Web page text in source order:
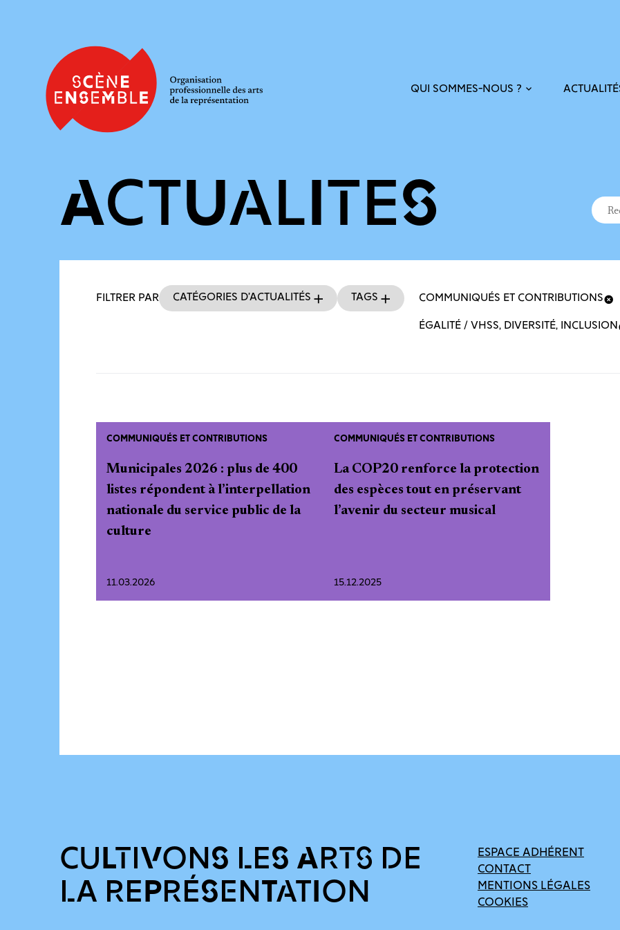
QUI SOMMES-NOUS ?
ACTUALITÉS
Filtres des actualités
FILTRER PAR Catégories d’actualités Tags COMMUNIQUÉS ET CONTRIBUTIONS
ÉGALITÉ / VHSS, DIVERSITÉ, INCLUSION
COMMUNIQUÉS ET CONTRIBUTIONS
Municipales 2026 : plus de 400
listes répondent à l’interpellation
nationale du service public de la
culture
11.03.2026
COMMUNIQUÉS ET CONTRIBUTIONS
La COP20 renforce la protection
des espèces tout en préservant
l’avenir du secteur musical
15.12.2025
CULTIVONS LES ARTS DE
LA REPRÉSENTATION
ESPACE ADHÉRENT
CONTACT
MENTIONS LÉGALES
COOKIES